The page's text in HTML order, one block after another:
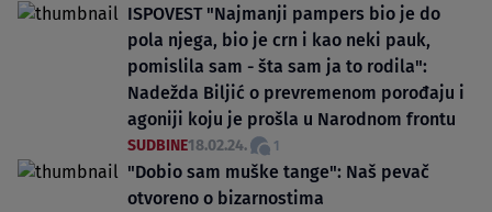
ISPOVEST "Najmanji pampers bio je do
pola njega, bio je crn i kao neki pauk,
pomislila sam - šta sam ja to rodila":
Nadežda Biljić o prevremenom porođaju i
agoniji koju je prošla u Narodnom frontu
SUDBINE18.02.24. 1
"Dobio sam muške tange": Naš pevač
otvoreno o bizarnostima